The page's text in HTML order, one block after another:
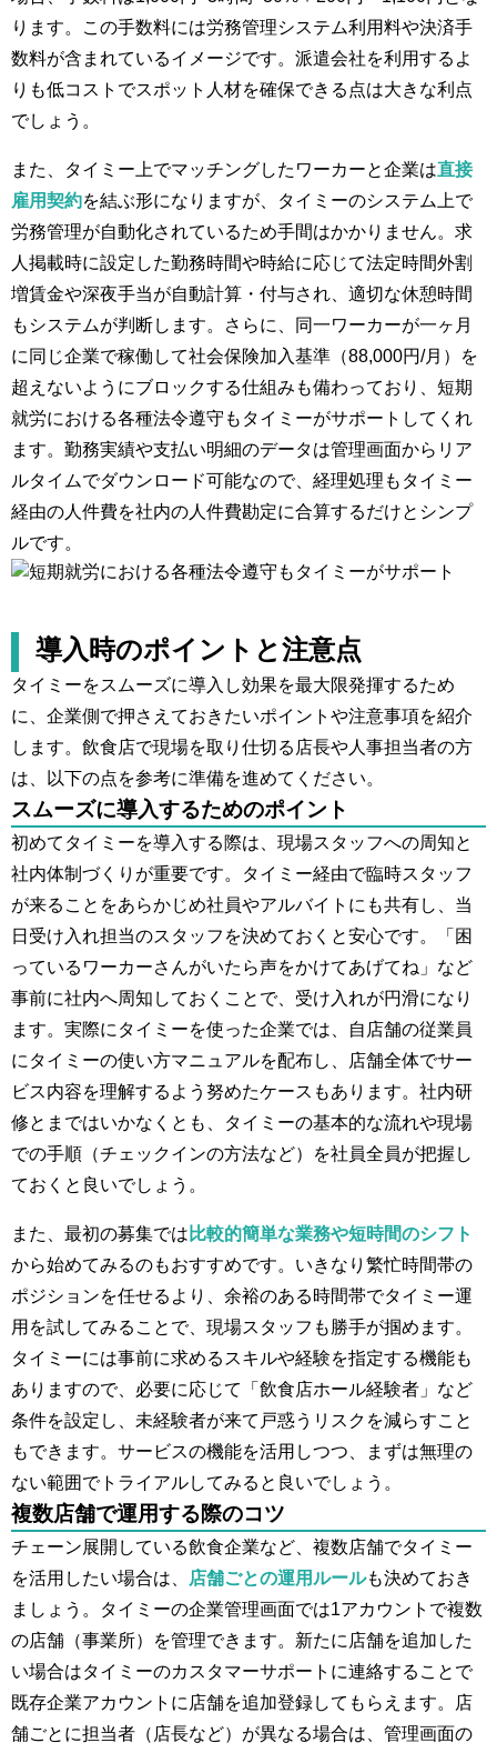
ります。この手数料には労務管理システム利用料や決済手
数料が含まれているイメージです。派遣会社を利用するよ
りも低コストでスポット人材を確保できる点は大きな利点
でしょう。
また、タイミー上でマッチングしたワーカーと企業は直接
雇用契約を結ぶ形になりますが、タイミーのシステム上で
労務管理が自動化されているため手間はかかりません。求
人掲載時に設定した勤務時間や時給に応じて法定時間外割
増賃金や深夜手当が自動計算・付与され、適切な休憩時間
もシステムが判断します。さらに、同一ワーカーが一ヶ月
に同じ企業で稼働して社会保険加入基準（88,000円/月）を
超えないようにブロックする仕組みも備わっており、短期
就労における各種法令遵守もタイミーがサポートしてくれ
ます。勤務実績や支払い明細のデータは管理画面からリア
ルタイムでダウンロード可能なので​、経理処理もタイミー
経由の人件費を社内の人件費勘定に合算するだけとシンプ
ルです​。
導入時のポイントと注意点
タイミーをスムーズに導入し効果を最大限発揮するため
に、企業側で押さえておきたいポイントや注意事項を紹介
します。飲食店で現場を取り仕切る店長や人事担当者の方
は、以下の点を参考に準備を進めてください。
スムーズに導入するためのポイント
初めてタイミーを導入する際は、現場スタッフへの周知と
社内体制づくりが重要です。タイミー経由で臨時スタッフ
が来ることをあらかじめ社員やアルバイトにも共有し、当
日受け入れ担当のスタッフを決めておくと安心です。「困
っているワーカーさんがいたら声をかけてあげてね」など
事前に社内へ周知しておくことで、受け入れが円滑になり
ます​。実際にタイミーを使った企業では、自店舗の従業員
にタイミーの使い方マニュアルを配布し、店舗全体でサー
ビス内容を理解するよう努めたケースもあります​。社内研
修とまではいかなくとも、タイミーの基本的な流れや現場
での手順（チェックインの方法など）を社員全員が把握し
ておくと良いでしょう。
また、最初の募集では 比較的簡単な業務や短時間のシフト
から始めてみるのもおすすめです。いきなり繁忙時間帯の
ポジションを任せるより、余裕のある時間帯でタイミー運
用を試してみることで、現場スタッフも勝手が掴めます。
タイミーには事前に求めるスキルや経験を指定する機能も
ありますので、必要に応じて「飲食店ホール経験者」など
条件を設定し、未経験者が来て戸惑うリスクを減らすこと
もできます​。サービスの機能を活用しつつ、まずは無理の
ない範囲でトライアルしてみると良いでしょう。
複数店舗で運用する際のコツ
チェーン展開している飲食企業など、複数店舗でタイミー
を活用したい場合は、
店舗ごとの運用ルールも決めておき
ましょう。タイミーの企業管理画面では1アカウントで複数
の店舗（事業所）を管理できます。新たに店舗を追加した
い場合はタイミーのカスタマーサポートに連絡することで
既存企業アカウントに店舗を追加登録してもらえます。店
舗ごとに担当者（店長など）が異なる場合は、管理画面の